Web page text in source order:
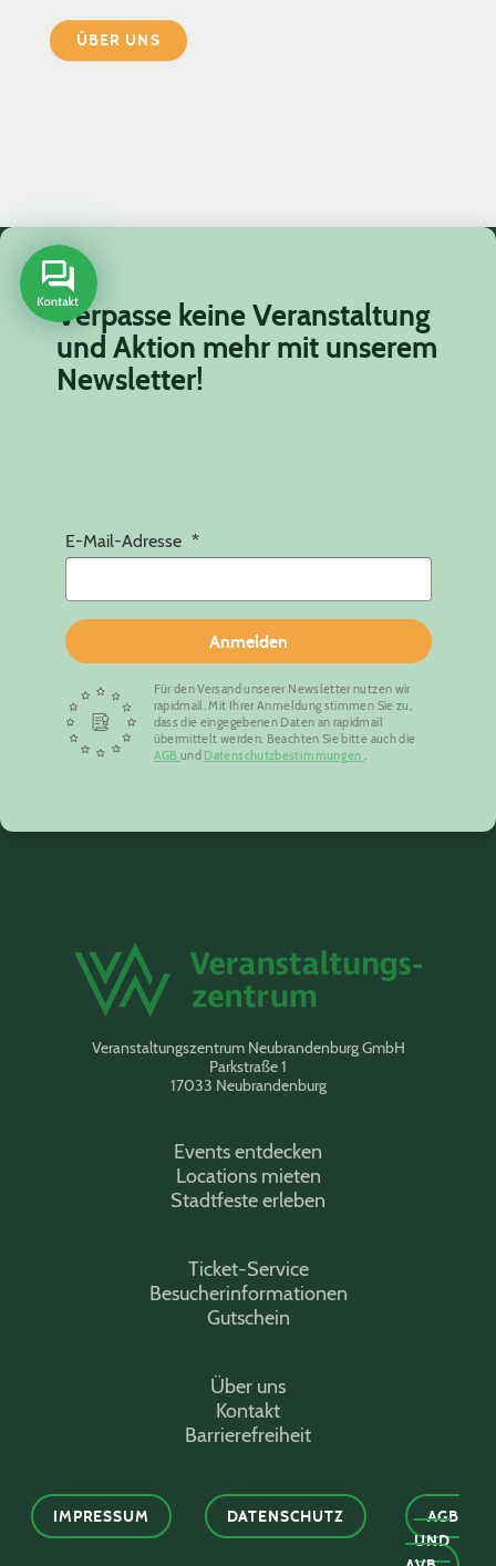
ÜBER UNS
Verpasse keine Veranstaltung
und Aktion mehr mit unserem
Newsletter!
E-Mail-Adresse
Anmelden
Für den Versand unserer Newsletter nutzen wir
rapidmail. Mit Ihrer Anmeldung stimmen Sie zu,
dass die eingegebenen Daten an rapidmail
übermittelt werden. Beachten Sie bitte auch die
AGB und Datenschutzbestimmungen.
Veranstaltungszentrum Neubrandenburg GmbH
Parkstraße 1
17033 Neubrandenburg
Events entdecken
Locations mieten
Stadtfeste erleben
Ticket-Service
Besucherinformationen
Gutschein
Über uns
Kontakt
Barrierefreiheit
IMPRESSUM DATENSCHUTZ
AGB
UND